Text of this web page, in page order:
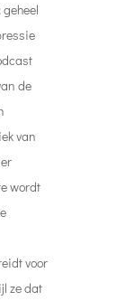
de
van
wordt
voor
ze dat